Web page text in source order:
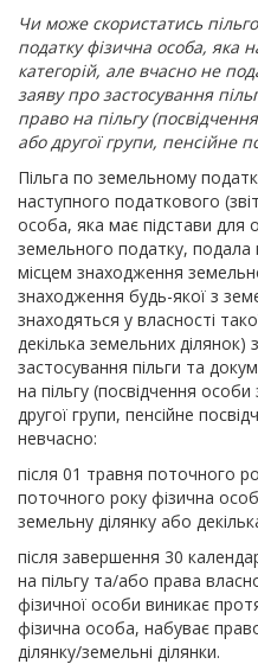
Чи може скористатись
податку фізична особа, яка
категорій, але вчасно не
заяву про застосування
право на пільгу
або другої групи, пенсійне
Пільга по земельному
наступного податкового
особа, яка має підстави для
земельного податку,
місцем знаходження
знаходження будь-якої з
знаходяться у власності
декілька земельних
застосування пільги та
на пільгу (посвідчення
другої групи, пенсійне
невчасно:
після 01 травня поточного
поточного року фізична
земельну ділянку або
після завершення 30
на пільгу та/або права
фізичної особи виникає
фізична особа, набуває
ділянку/земельні ділянки.